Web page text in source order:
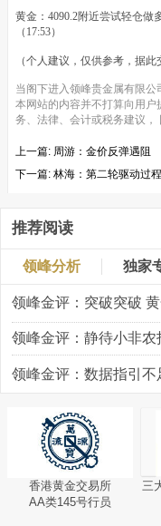
黄金：4090.2附近尝试轻仓做
（17:53）
（个人建议，仅供参考，据此
当阁下进入领峰贵金属有限公
本网站的内容并不打算向用
务、法律、会计或税务建议，
上一篇: 周游：金价反弹遇阻
下一篇: 林海：第二轮驱动过
推荐阅读
领峰分析 独家
领峰金评：突破突破
领峰金评：数据指引
香港黄金交易所
AA类145号行员
三